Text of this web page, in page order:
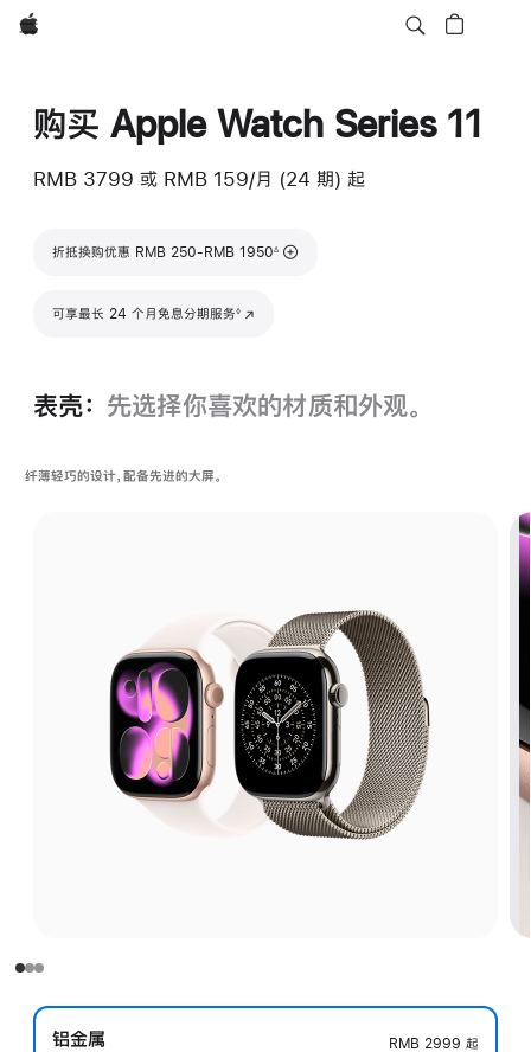
Apple
购买 Apple Watch Series 11
RMB 3799 或 RMB 159/月 (24 期) 起
折抵换购优惠 RMB 250-RMB 1950
脚注
∆
可享最长 24 个月免息分期服务◊
(在新窗口中打开)
表壳： 先选择你喜欢的材质和外观。
纤薄轻巧的设计，配备先进的大屏。
铝金属 RMB 2999 起